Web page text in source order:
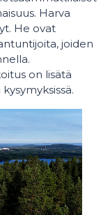
Harva
He ovat
joiden
on lisätä